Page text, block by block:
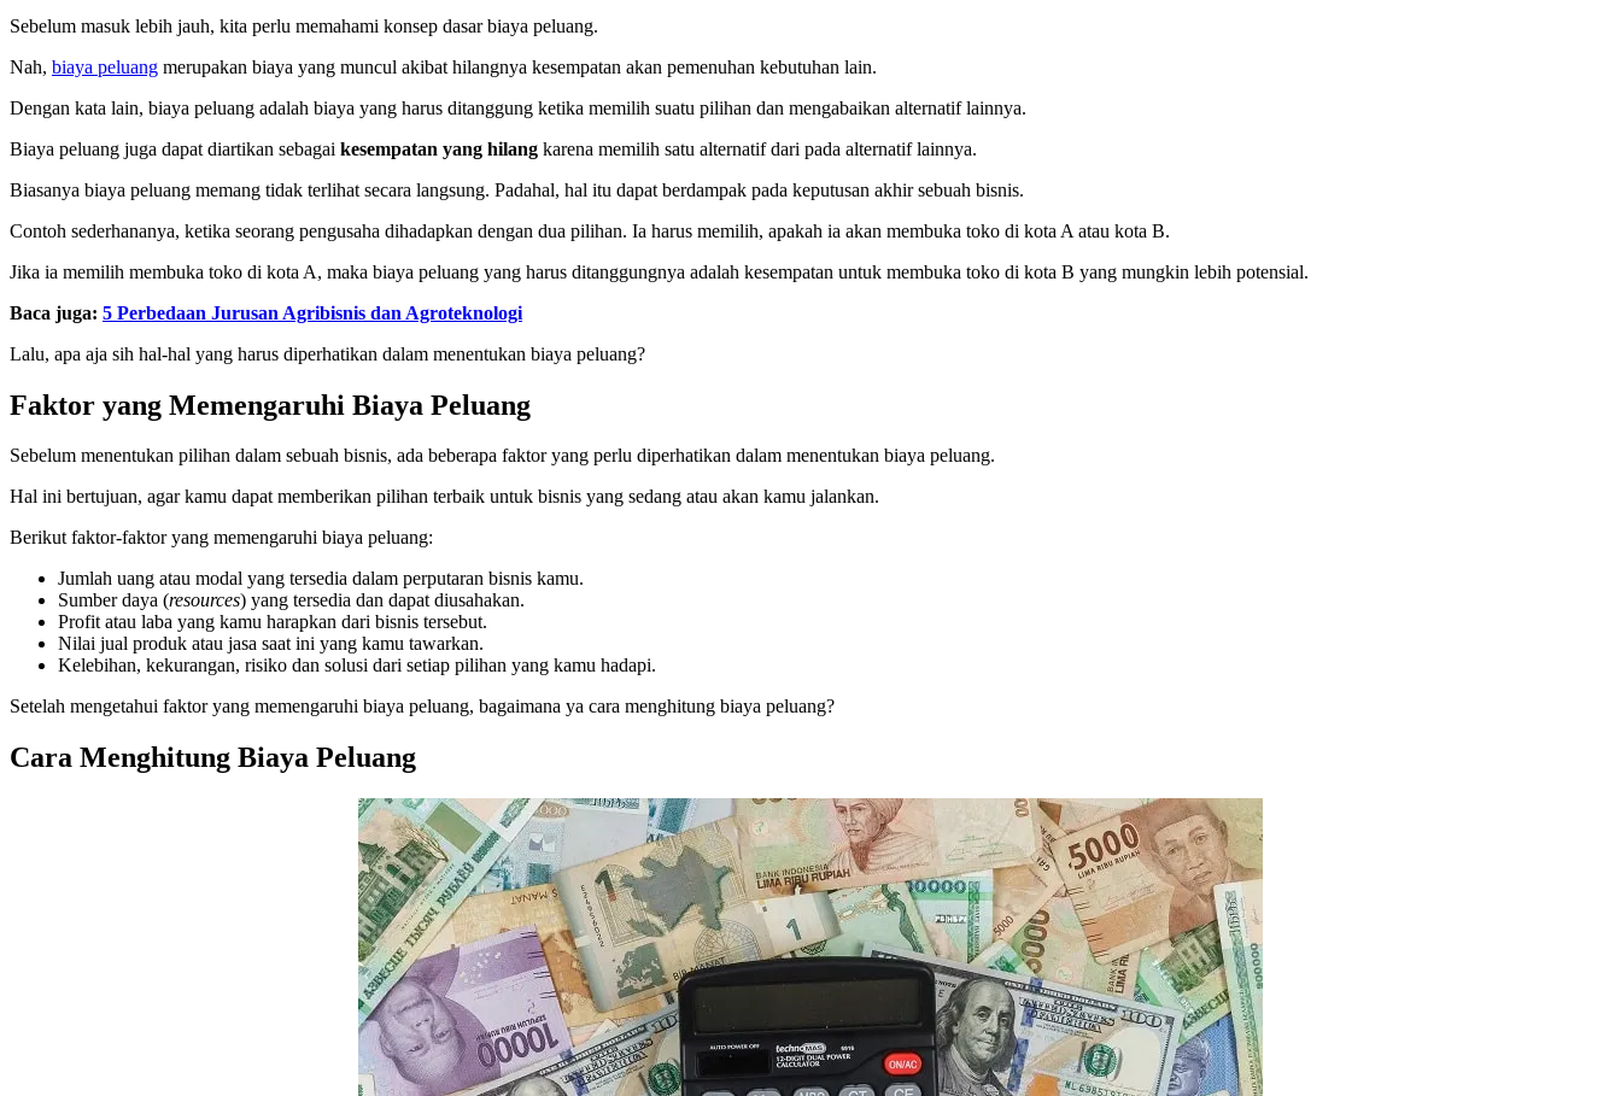
Sebelum masuk lebih jauh, kita perlu memahami konsep dasar biaya peluang.
Nah, biaya peluang merupakan biaya yang muncul akibat hilangnya kesempatan akan pemenuhan kebutuhan lain.
Dengan kata lain, biaya peluang adalah biaya yang harus ditanggung ketika memilih suatu pilihan dan mengabaikan alternatif lainnya.
Biaya peluang juga dapat diartikan sebagai kesempatan yang hilang karena memilih satu alternatif dari pada alternatif lainnya.
Biasanya biaya peluang memang tidak terlihat secara langsung. Padahal, hal itu dapat berdampak pada keputusan akhir sebuah bisnis.
Contoh sederhananya, ketika seorang pengusaha dihadapkan dengan dua pilihan. Ia harus memilih, apakah ia akan membuka toko di kota A atau kota B.
Jika ia memilih membuka toko di kota A, maka biaya peluang yang harus ditanggungnya adalah kesempatan untuk membuka toko di kota B yang mungkin lebih potensial.
Baca juga: 5 Perbedaan Jurusan Agribisnis dan Agroteknologi
Lalu, apa aja sih hal-hal yang harus diperhatikan dalam menentukan biaya peluang?
Faktor yang Memengaruhi Biaya Peluang
Sebelum menentukan pilihan dalam sebuah bisnis, ada beberapa faktor yang perlu diperhatikan dalam menentukan biaya peluang.
Hal ini bertujuan, agar kamu dapat memberikan pilihan terbaik untuk bisnis yang sedang atau akan kamu jalankan.
Berikut faktor-faktor yang memengaruhi biaya peluang:
Jumlah uang atau modal yang tersedia dalam perputaran bisnis kamu.
Sumber daya (resources) yang tersedia dan dapat diusahakan.
Profit atau laba yang kamu harapkan dari bisnis tersebut.
Nilai jual produk atau jasa saat ini yang kamu tawarkan.
Kelebihan, kekurangan, risiko dan solusi dari setiap pilihan yang kamu hadapi.
Setelah mengetahui faktor yang memengaruhi biaya peluang, bagaimana ya cara menghitung biaya peluang?
Cara Menghitung Biaya Peluang